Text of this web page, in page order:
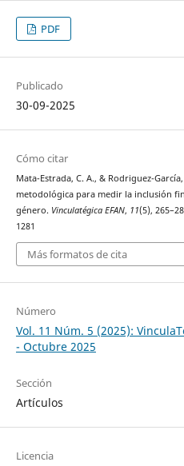
PDF
Publicado
30-09-2025
Cómo citar
Mata-Estrada, C. A., & Rodriguez-
metodológica para medir la inclusión
género. Vinculatégica EFAN, 11(5),
1281
Más formatos de cita
Número
Vol. 11 Núm. 5 (2025):
- Octubre 2025
Sección
Artículos
Licencia